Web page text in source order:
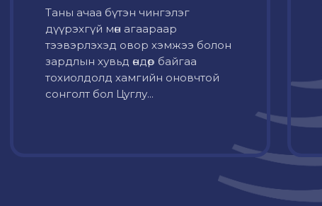
Таны ачаа бүтэн чингэлэг
дүүрэхгүй мөн агаараар
тээвэрлэхэд овор хэмжээ болон
зардлын хувьд өндөр байгаа
тохиолдолд хамгийн оновчтой
сонголт бол Цуглу...